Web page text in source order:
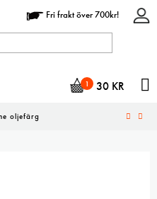
Fri frakt över 700kr!
1 30 KR
oljefärg